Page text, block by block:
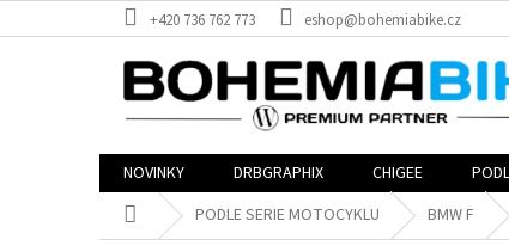
na
+420 736 762 773 eshop@bohemiabike.cz
NOVINKY DRBGRAPHIX CHIGEE
Domů PODLE SERIE MOTOCYKLU BMW F